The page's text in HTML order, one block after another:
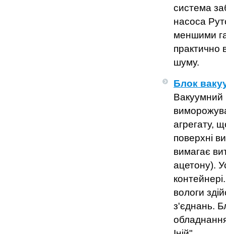
система
насоса
меншими
практично
шуму.
Блок
Вакуумний
агрегату,
поверхні
вимагає
ацетону).
вологи
з'єднань.